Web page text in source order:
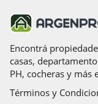
Encontrá
casas,
PH, cocheras y más
Términos y